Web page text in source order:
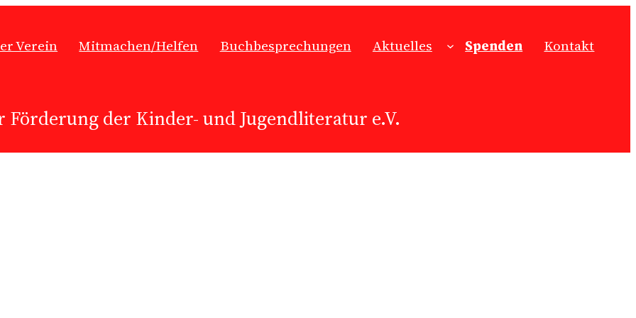
Verein Mitmachen/Helfen Buchbesprechungen Aktuelles Spenden Kontakt
Förderung der Kinder- und Jugendliteratur e.V.